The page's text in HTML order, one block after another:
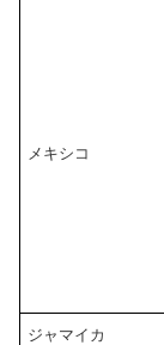
メキシコ
ジャマイカ